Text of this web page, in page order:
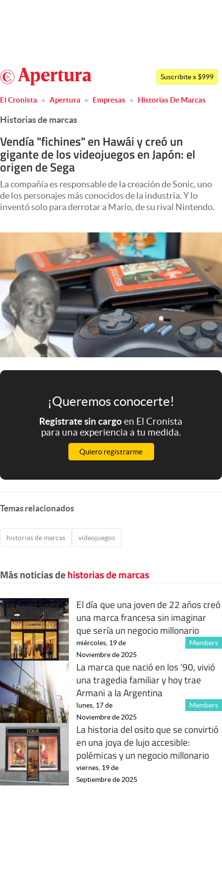
Argentina
México
Uruguay
Members
Economía y Política
Finanzas y Mercados
Negocios
Columnistas
Otras secciones
Apertura
Mundial 2026
Eventos Corporativos
El Cronista Studio
Mediakit
abre en nueva pestaña
Suscribite x $999
El Cronista Apertura Empresas Historias De Marcas
Historias de marcas
Vendía "fichines" en Hawái y creó un
gigante de los videojuegos en Japón: el
origen de Sega
La compañía es responsable de la creación de Sonic, uno
de los personajes más conocidos de la industria. Y lo
inventó solo para derrotar a Mario, de su rival Nintendo.
¡Queremos conocerte!
Registrate sin cargoen El Cronista
para una experiencia a tu medida.
Quiero registrarme
Temas relacionados
historias de marcas videojuegos
Más noticias dehistorias de marcas
El día que una joven de 22 años creó
una marca francesa sin imaginar
que sería un negocio millonario
Members
miércoles, 19 de
Noviembre de 2025
La marca que nació en los ’90, vivió
una tragedia familiar y hoy trae
Armani a la Argentina
Members
lunes, 17 de
Noviembre de 2025
La historia del osito que se convirtió
en una joya de lujo accesible:
polémicas y un negocio millonario
viernes, 19 de
Septiembre de 2025